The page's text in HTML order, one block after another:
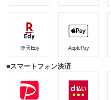
楽天Edy ApplePay
■スマートフォン決済